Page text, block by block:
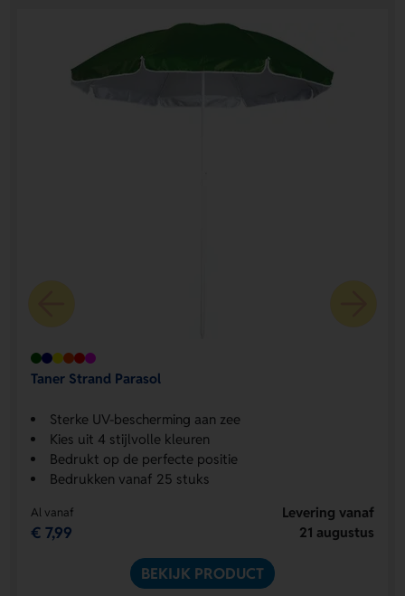
Taner Strand Parasol
Sterke UV-bescherming aan zee
Kies uit 4 stijlvolle kleuren
Bedrukt op de perfecte positie
Bedrukken vanaf 25 stuks
Al vanaf
€ 7,99
Levering vanaf
21 augustus
BEKIJK PRODUCT